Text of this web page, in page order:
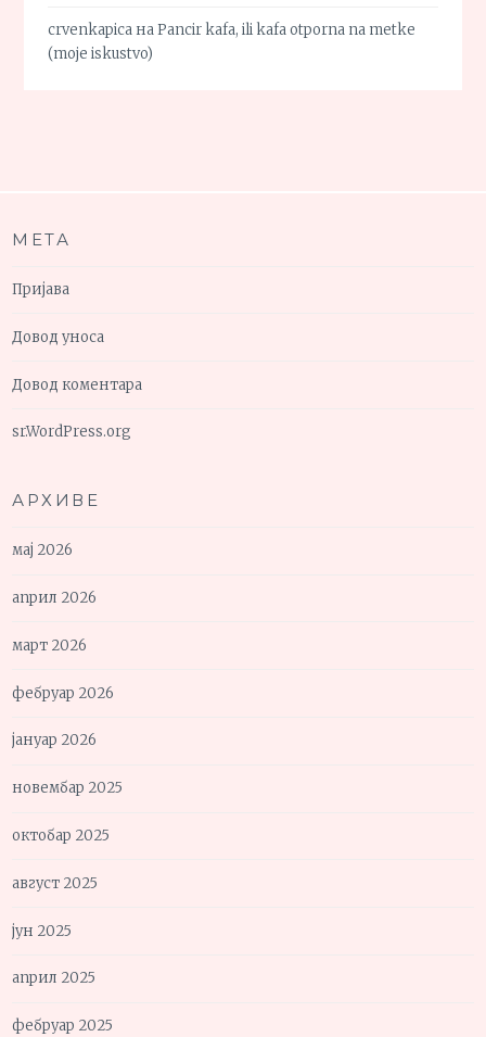
crvenkapica наPancir kafa, ili kafa otporna na metke
(moje iskustvo)
МЕТА
Пријава
Довод уноса
Довод коментара
sr.WordPress.org
АРХИВЕ
мај 2026
април 2026
март 2026
фебруар 2026
јануар 2026
новембар 2025
октобар 2025
август 2025
јун 2025
април 2025
фебруар 2025